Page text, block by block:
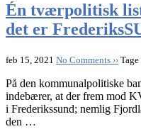
Én tværpolitisk
det er
feb 15, 2021 No Comments ›› Tage
På den kommunalpolitiske
indebærer, at der frem mod
i Frederikssund; nemlig
den …